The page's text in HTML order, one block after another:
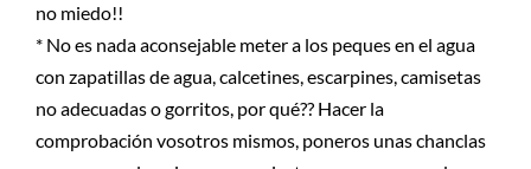
no miedo!!
* No es nada aconsejable meter a los peques en el agua
con zapatillas de agua, calcetines, escarpines, camisetas
no adecuadas o gorritos, por qué?? Hacer la
comprobación vosotros mismos, poneros unas chanclas